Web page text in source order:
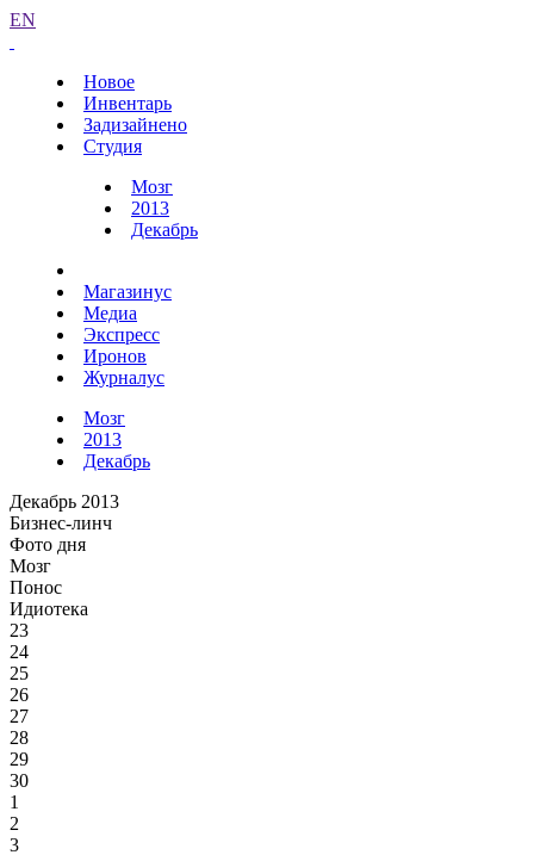
EN
Новое
Инвентарь
Задизайнено
Студия
Мозг
2013
Декабрь
Магазинус
Медиа
Экспресс
Иронов
Журналус
Мозг
2013
Декабрь
Декабрь 2013
Бизнес-линч
Фото дня
Мозг
Понос
Идиотека
23
24
25
26
27
28
29
30
1
2
3